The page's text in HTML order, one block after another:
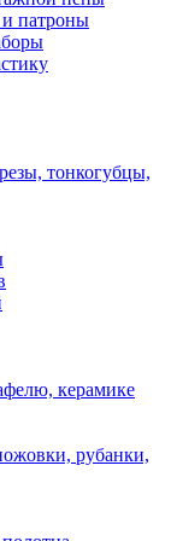
патроны
тонкогубцы,
керамике
рубанки,